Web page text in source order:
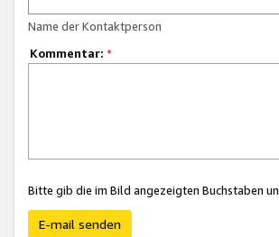
Name der Kontaktperson
Kommentar: *
Bitte gib die im Bild angezeigten Buchstaben
E-mail senden